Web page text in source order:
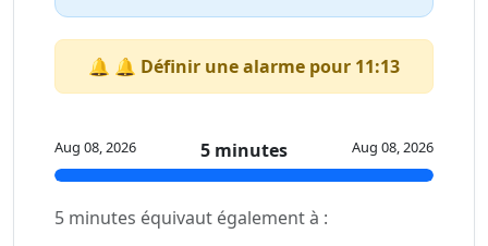
🔔 🔔 Définir une alarme pour 11:13
Aug 08, 2026 5 minutes Aug 08, 2026
5 minutes équivaut également à :